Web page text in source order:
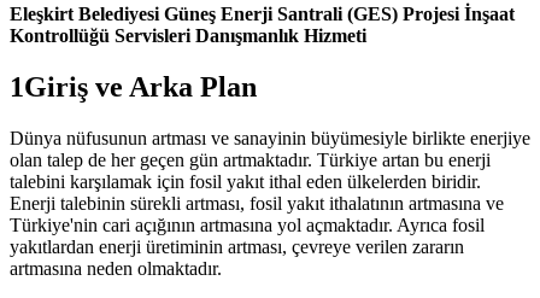
Eleşkirt Belediyesi Güneş Enerji Santrali (GES) Projesi İnşaat
Kontrollüğü Servisleri Danışmanlık Hizmeti
1Giriş ve Arka Plan
Dünya nüfusunun artması ve sanayinin büyümesiyle birlikte enerjiye
olan talep de her geçen gün artmaktadır. Türkiye artan bu enerji
talebini karşılamak için fosil yakıt ithal eden ülkelerden biridir.
Enerji talebinin sürekli artması, fosil yakıt ithalatının artmasına ve
Türkiye'nin cari açığının artmasına yol açmaktadır. Ayrıca fosil
yakıtlardan enerji üretiminin artması, çevreye verilen zararın
artmasına neden olmaktadır.